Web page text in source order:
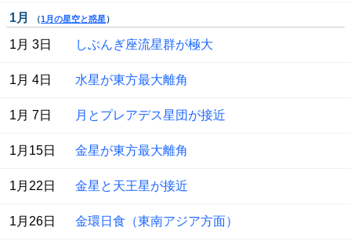
1月 （1月の星空と惑星）
1月 3日 しぶんぎ座流星群が極大
1月 4日 水星が東方最大離角
1月 7日 月とプレアデス星団が接近
1月15日 金星が東方最大離角
1月22日 金星と天王星が接近
1月26日 金環日食（東南アジア方面）